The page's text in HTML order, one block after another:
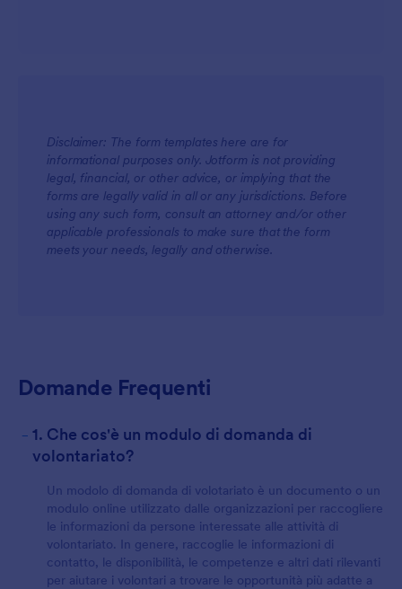
Disclaimer: The form templates here are for
informational purposes only. Jotform is not providing
legal, financial, or other advice, or implying that the
forms are legally valid in all or any jurisdictions. Before
using any such form, consult an attorney and/or other
applicable professionals to make sure that the form
meets your needs, legally and otherwise.
Domande Frequenti
- 1. Che cos'è un modulo di domanda di
volontariato?
Un modolo di domanda di volotariato è un documento o un
modulo online utilizzato dalle organizzazioni per raccogliere
le informazioni da persone interessate alle attività di
volontariato. In genere, raccoglie le informazioni di
contatto, le disponibilità, le competenze e altri dati rilevanti
per aiutare i volontari a trovare le opportunità più adatte a